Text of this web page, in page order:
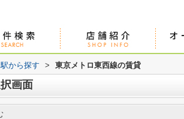
から探す > 東京メトロ東西線の賃貸
画面